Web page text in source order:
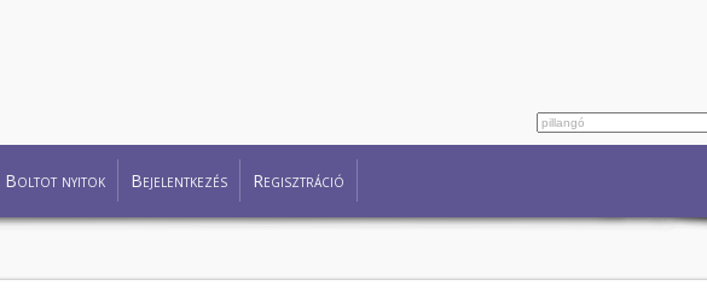
Boltot nyitok Bejelentkezés Regisztráció